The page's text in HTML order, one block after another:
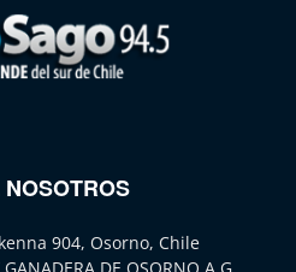
904, Osorno, Chile